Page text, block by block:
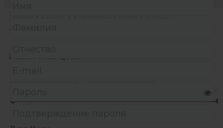
/ / /
/
Розничная цена
126460